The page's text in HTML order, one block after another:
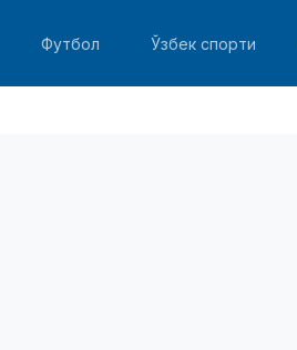
Футбол Ўзбек спорти